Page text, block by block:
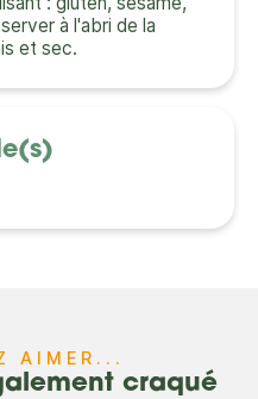
à l'abri de la
et sec.
AIMER...
craqué